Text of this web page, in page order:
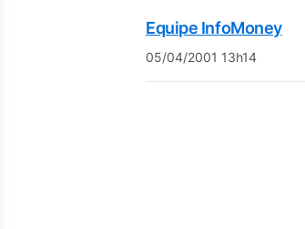
Equipe InfoMoney
05/04/2001 13h14